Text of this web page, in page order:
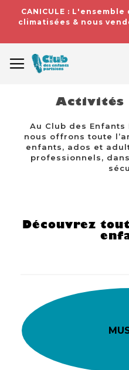
CANICULE :
climatisées & nous
Activités
Au Club des Enfants
nous offrons toute
enfants, ados et
professionnels,
Découvrez